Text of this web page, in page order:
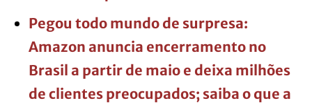
Pegou todo mundo de surpresa:
Amazon anuncia encerramento no
Brasil a partir de maio e deixa milhões
de clientes preocupados; saiba o que a